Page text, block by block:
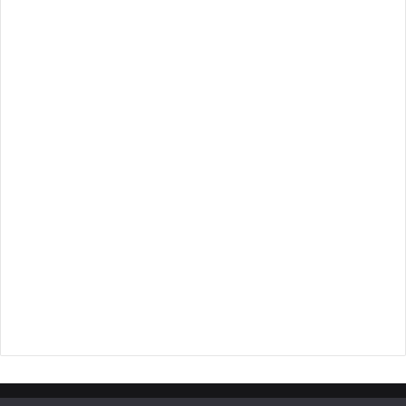
בעקבות המעבר של מספר לא מבוטל של שחקני מפתח דיי נאלצת